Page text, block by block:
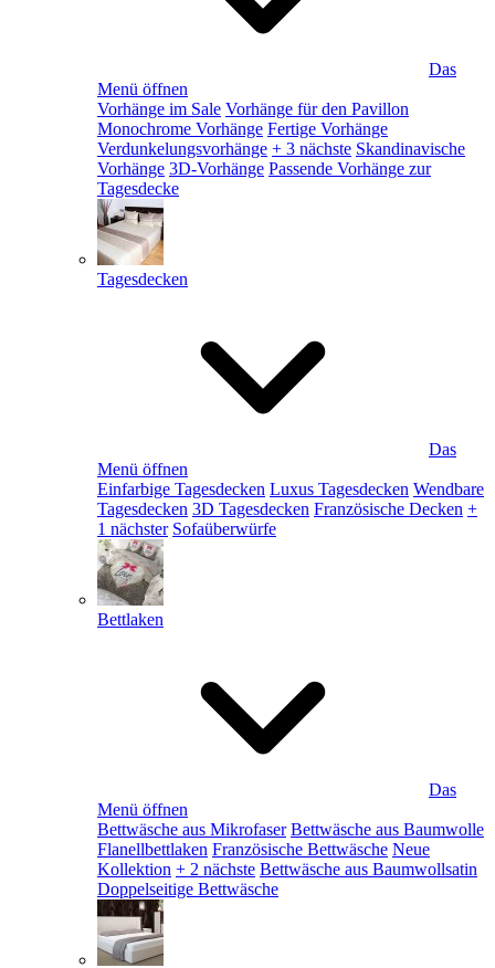
Das
Menü öffnen
Vorhänge im Sale Vorhänge für den Pavillon
Monochrome Vorhänge Fertige Vorhänge
Verdunkelungsvorhänge + 3 nächste Skandinavische
Vorhänge 3D-Vorhänge Passende Vorhänge zur
Tagesdecke
Tagesdecken
Das
Menü öffnen
Einfarbige Tagesdecken Luxus Tagesdecken Wendbare
Tagesdecken 3D Tagesdecken Französische Decken +
1 nächster Sofaüberwürfe
Bettlaken
Das
Menü öffnen
Bettwäsche aus Mikrofaser Bettwäsche aus Baumwolle
Flanellbettlaken Französische Bettwäsche Neue
Kollektion + 2 nächste Bettwäsche aus Baumwollsatin
Doppelseitige Bettwäsche